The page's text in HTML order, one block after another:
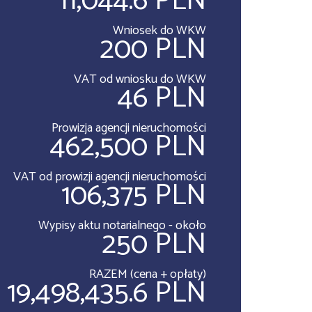
Wniosek do WKW
200 PLN
VAT od wniosku do WKW
46 PLN
Prowizja agencji nieruchomości
462,500 PLN
VAT od prowizji agencji nieruchomości
106,375 PLN
Wypisy aktu notarialnego - około
250 PLN
RAZEM (cena + opłaty)
19,498,435.6 PLN